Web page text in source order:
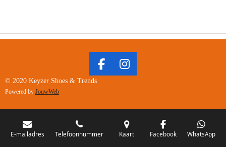
F
B
O
I
A
G
R
© 2020 Keyzer Shoes & Trends
Powered by JouwWeb
E-mailadres Telefoonnummer Kaart Facebook WhatsApp